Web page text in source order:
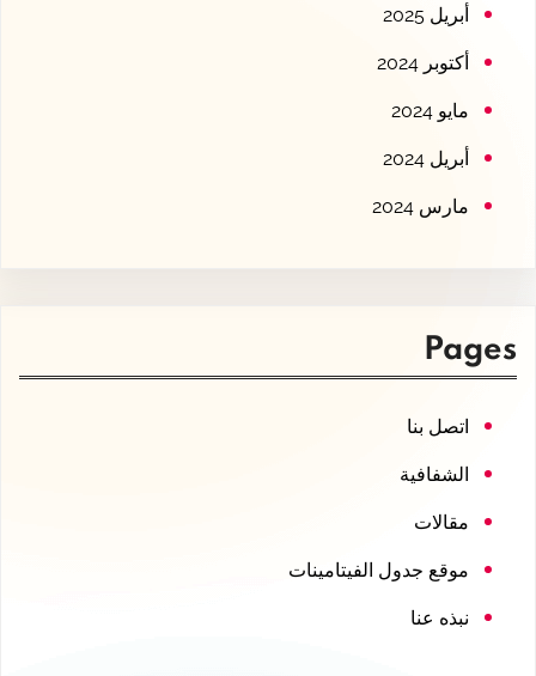
أبريل 2025
أكتوبر 2024
مايو 2024
أبريل 2024
مارس 2024
Pages
اتصل بنا
الشفافية
مقالات
موقع جدول الفيتامينات
نبذه عنا